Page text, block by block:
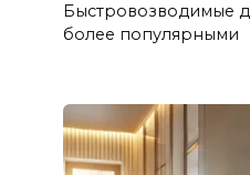
Быстровозводимые
более популярными